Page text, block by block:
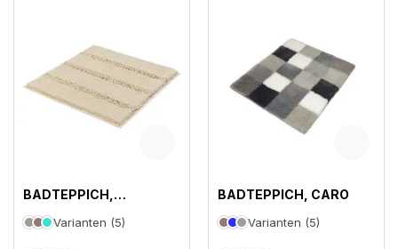
BADTEPPICH,
Varianten (5)
BADTEPPICH, CARO
Varianten (5)